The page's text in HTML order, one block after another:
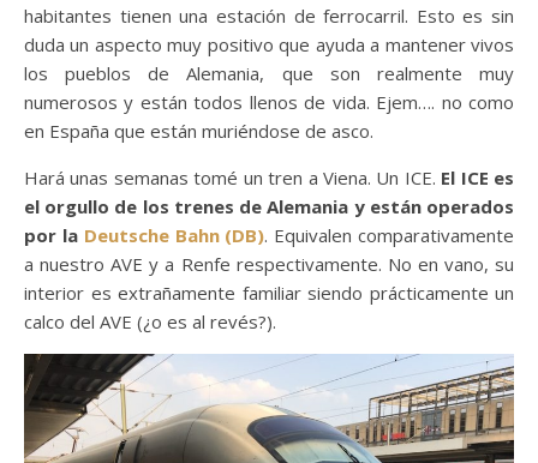
habitantes tienen una estación de ferrocarril. Esto es sin
duda un aspecto muy positivo que ayuda a mantener vivos
los pueblos de Alemania, que son realmente muy
numerosos y están todos llenos de vida. Ejem…. no como
en España que están muriéndose de asco.
Hará unas semanas tomé un tren a Viena. Un ICE. El ICE es
el orgullo de los trenes de Alemania y están operados
por la Deutsche Bahn (DB). Equivalen comparativamente
a nuestro AVE y a Renfe respectivamente. No en vano, su
interior es extrañamente familiar siendo prácticamente un
calco del AVE (¿o es al revés?).